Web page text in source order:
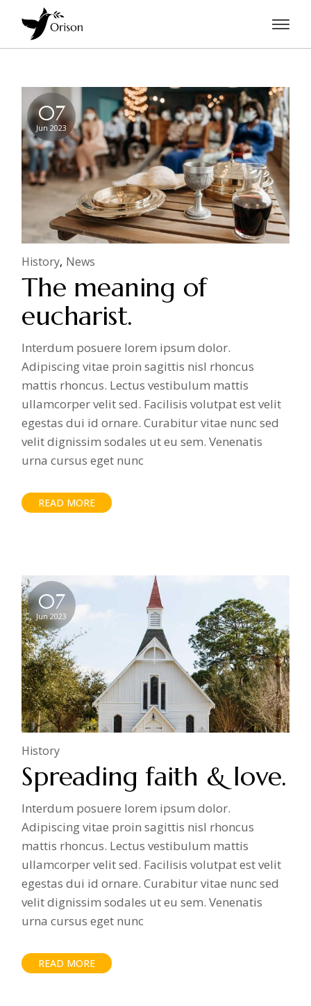
07
Jun 2023
History News
The meaning of
eucharist.
Interdum posuere lorem ipsum dolor.
Adipiscing vitae proin sagittis nisl rhoncus
mattis rhoncus. Lectus vestibulum mattis
ullamcorper velit sed. Facilisis volutpat est velit
egestas dui id ornare. Curabitur vitae nunc sed
velit dignissim sodales ut eu sem. Venenatis
urna cursus eget nunc
READ MORE
07
Jun 2023
History
Spreading faith & love.
Interdum posuere lorem ipsum dolor.
Adipiscing vitae proin sagittis nisl rhoncus
mattis rhoncus. Lectus vestibulum mattis
ullamcorper velit sed. Facilisis volutpat est velit
egestas dui id ornare. Curabitur vitae nunc sed
velit dignissim sodales ut eu sem. Venenatis
urna cursus eget nunc
READ MORE